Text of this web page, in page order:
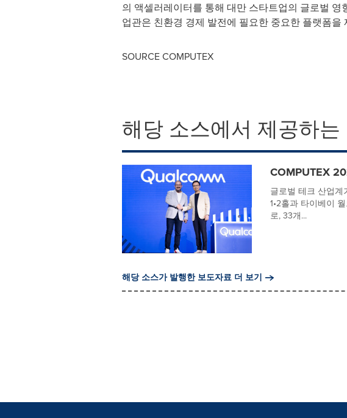
의 액셀러레이터를 통해 대만 스타트업의 글로벌
업관은 친환경 경제 발전에 필요한 중요한 플랫폼
SOURCE COMPUTEX
해당 소스에서 제공하
COMPUTEX
글로벌 테크 산업계
1•2홀과 타이베이
로, 33개...
해당 소스가 발행한 보도자료 더 보기